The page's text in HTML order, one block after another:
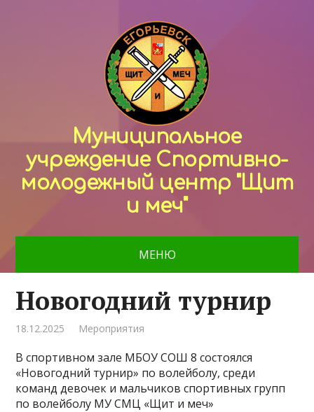
Муниципальное
учреждение Спортивно-
молодежный центр "Щит
и меч"
МЕНЮ
Новогодний турнир
18.12.2025 Мероприятия
В спортивном зале МБОУ СОШ 8 состоялся
«Новогодний турнир» по волейболу, среди
команд девочек и мальчиков спортивных групп
по волейболу МУ СМЦ «Щит и меч»